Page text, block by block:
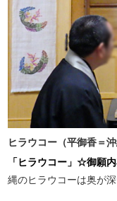
ヒラウコー（平御香＝沖
「ヒラウコー」☆御願
縄のヒラウコーは奥が深